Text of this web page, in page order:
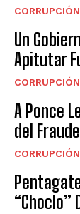
CORRUPCIÓN
Un
Apitutar
CORRUPCIÓN
A Ponce
del
CORRUPCIÓN
“Choclo”